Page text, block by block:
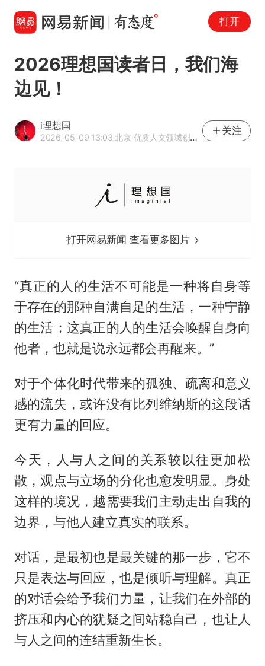
打开
2026理想国读者日，我们海
边见！
i理想国
2026-05-09 13:03·北京·优质人文领域创作者
关注
打开网易新闻 查看更多图片
“真正的人的生活不可能是一种将自身等
于存在的那种自满自足的生活，一种宁静
的生活；这真正的人的生活会唤醒自身向
他者，也就是说永远都会再醒来。”
对于个体化时代带来的孤独、疏离和意义
感的流失，或许没有比列维纳斯的这段话
更有力量的回应。
今天，人与人之间的关系较以往更加松
散，观点与立场的分化也愈发明显。身处
这样的境况，越需要我们主动走出自我的
边界，与他人建立真实的联系。
对话，是最初也是最关键的那一步，它不
只是表达与回应，也是倾听与理解。真正
的对话会给予我们力量，让我们在外部的
挤压和内心的犹疑之间站稳自己，也让人
与人之间的连结重新生长。